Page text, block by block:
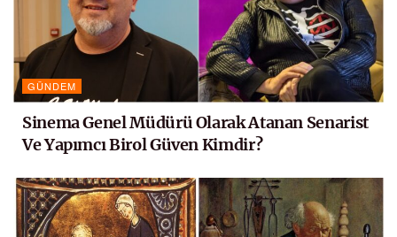
GÜNDEM
Sinema Genel Müdürü Olarak Atanan Senarist
Ve Yapımcı Birol Güven Kimdir?